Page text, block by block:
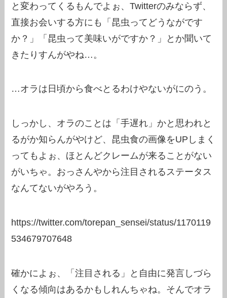
と変わってくるもんでよぉ、Twitterのみならず、
直接お会いする方にも「昆虫ってどうながです
か？」「昆虫って美味いがですか？」とか聞いて
きたりすんがやね…。
…オラは日頃から食べとるわけやないがにのう。
しっかし、オラのことは「手遅れ」かと思われと
るがか知らんがやけど、昆虫食の画像をUPしまく
ってもよぉ、ほとんどクレームが来ることがない
がいちゃ。おっさんやから注目されるステータス
なんてないがやろう。
https://twitter.com/torepan_sensei/status/1170119
534679707648
確かによぉ、「注目される」と自由に発言しづら
くなる傾向はあるかもしれんちゃね。そんでオラ